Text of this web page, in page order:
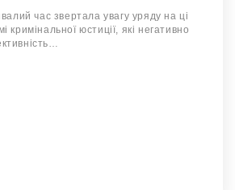
час звертала увагу уряду на ці
кримінальної юстиції, які негативно